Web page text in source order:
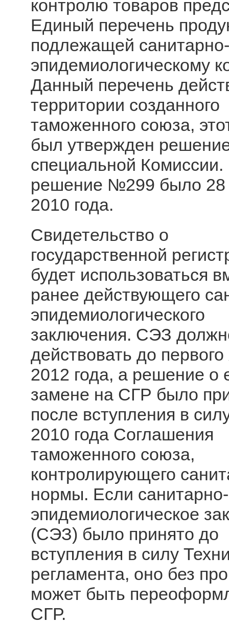
контролю товаров
Единый перечень
подлежащей санитарно-
эпидемиологическому
Данный перечень
территории созданного
таможенного союза,
был утвержден
специальной
решение №299 было 28
2010 года.
Свидетельство о
государственной
будет использоваться
ранее действующего
эпидемиологического
заключения. СЭЗ
действовать до
2012 года, а решение о
замене на СГР было
после вступления в
2010 года Соглашения
таможенного союза,
контролирующего
нормы. Если санитарно-
эпидемиологическое
(СЭЗ) было принято до
вступления в силу
регламента, оно без
может быть
СГР.